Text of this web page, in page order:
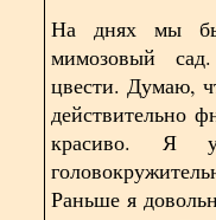
На днях мы
мимозовый
цвести. Думаю,
действительно
красиво. Я
Раньше я